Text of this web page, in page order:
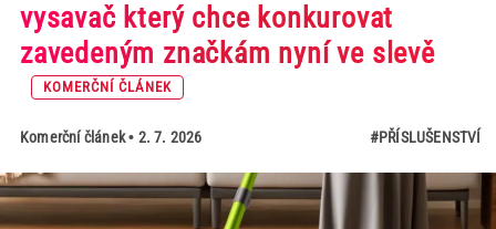
vysavač který chce konkurovat
zavedeným značkám nyní ve slevě
KOMERČNÍ ČLÁNEK
Komerční článek• 2. 7. 2026 #PŘÍSLUŠENSTVÍ